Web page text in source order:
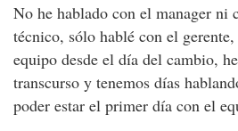
No he hablado con el manager ni
técnico, sólo hablé con el
equipo desde el día del cambio,
transcurso y tenemos días
poder estar el primer día con el